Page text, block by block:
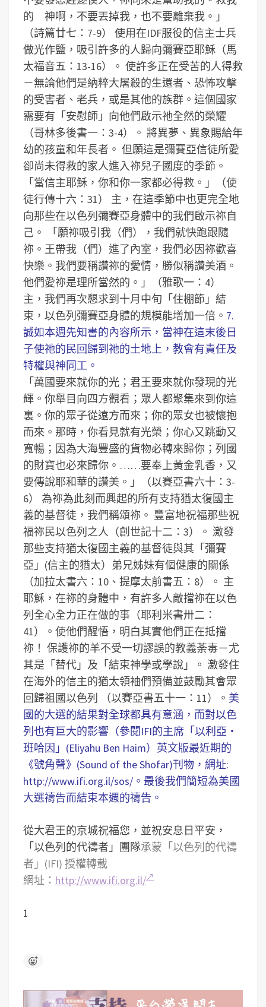
的 神啊，不要丟掉我，也不要離棄我。」
（詩篇廿七：7-9）
使用在IDF服役的信主士兵
做光作鹽，吸引許多的人歸向彌賽亞耶穌（馬
太福音五：13-16）。 使許多正在受苦的人得救
－無論他們是納粹大屠殺的生還者、恐怖攻擊
的受害者、老兵，或是其他的族群。這個國家
需要有「安慰師」向他們啟示祂全然的榮耀
（哥林多後書一：3-4）。 將異夢、異象賜給年
幼的孩童和年長者。 但願這是彌賽亞信徒所愛
卻尚未得救的家人進入祢兒子國度的季節。
「當信主耶穌，你和你一家都必得救。」（使
徒行傳十六：31）
主，在這季節中也更完全地
向那些在以色列彌賽亞身體中的我們啟示祢自
己。
「願祢吸引我（們），我們就快跑跟隨
祢。王帶我（們）進了內室，我們必因祢歡喜
快樂。我們要稱讚祢的愛情，勝似稱讚美酒。
他們愛祢是理所當然的。」（雅歌一：4）
主，我們再次懇求到十月中旬「住棚節」結
束，以色列彌賽亞身體的規模能增加一倍。 7.
誠如本週先知書的內容所示，當神在這末後日
子使祂的民回歸到祂的土地上，教會有責任及
特權與神同工。
「萬國要來就你的光；君王要來就你發現的光
輝。你舉目向四方觀看；眾人都聚集來到你這
裏。你的眾子從遠方而來；你的眾女也被懷抱
而來。那時，你看見就有光榮；你心又跳動又
寬暢；因為大海豐盛的貨物必轉來歸你；列國
的財寶也必來歸你。……要奉上黃金乳香，又
要傳說耶和華的讚美。」（以賽亞書六十：3-
6）
為祢為此刻而興起的所有支持猶太復國主
義的基督徒，我們稱頌祢。 豐富地祝福那些祝
福祢民以色列之人（創世記十二：3）。 激發
那些支持猶太復國主義的基督徒與其「彌賽
亞」(信主的猶太）弟兄姊妹有個健康的關係
（加拉太書六：10、提摩太前書五：8）。 主
耶穌，在祢的身體中，有許多人敵擋祢在以色
列全心全力正在做的事（耶利米書卅二：
41）。使他們醒悟，明白其實他們正在抵擋
祢！ 保護祢的羊不受一切謬誤的教義荼毒－尤
其是「替代」及「結束神學或學說」。 激發住
在海外的信主的猶太領袖們預備並鼓勵其會眾
回歸祖國以色列 （以賽亞書五十一：11）。 美
國的大選的結果對全球都具有意涵，而對以色
列也有巨大的影響（參閱IFI的主席「以利亞‧
班哈因」(Eliyahu Ben Haim）英文版最近期的
《號角聲》(Sound of the Shofar)刊物，網址:
http://www.ifi.org.il/sos/。最後我們簡短為美國
大選禱告而結束本週的禱告。
從大君王的京城祝福您，並祝安息日平安，
「以色列的代禱者」團隊承蒙「以色列的代禱
者」(IFI) 授權轉載
網址： http://www.ifi.org.il/
1